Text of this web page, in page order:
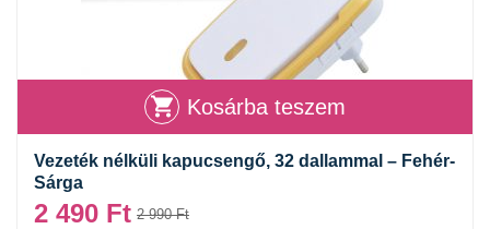
Kosárba teszem
Vezeték nélküli kapucsengő, 32 dallammal – Fehér-
Sárga
2 990Ft
2 490 Ft